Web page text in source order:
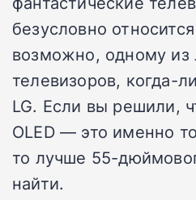
безусловно
возможно, одному из
телевизоров, когда-
LG. Если вы решили,
OLED — это именно
то лучше 55-
найти.